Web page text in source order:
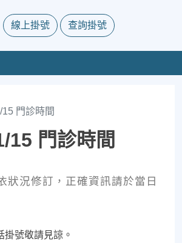
線上掛號 查詢掛號
門診時間
15 門診時間
狀況修訂，正確資訊請於當日
掛號敬請見諒。